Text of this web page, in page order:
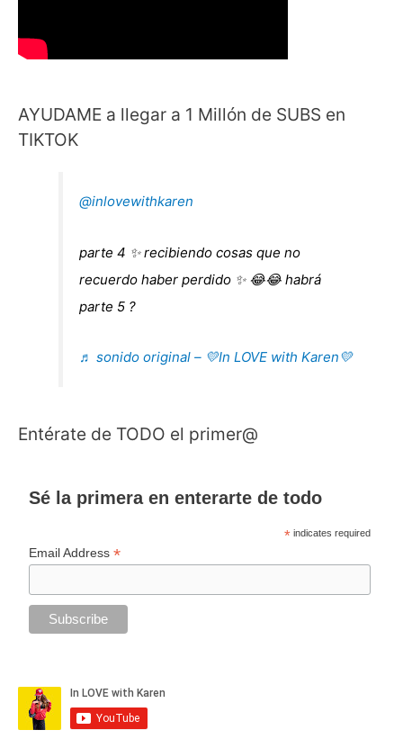
AYUDAME a llegar a 1 Millón de SUBS en
TIKTOK
@inlovewithkaren
parte 4 ✨ recibiendo cosas que no
recuerdo haber perdido ✨ 😂😂 habrá
parte 5 ?
♬ sonido original – 💛In LOVE with Karen💛
Entérate de TODO el primer@
Sé la primera en enterarte de todo
* indicates required
Email Address*